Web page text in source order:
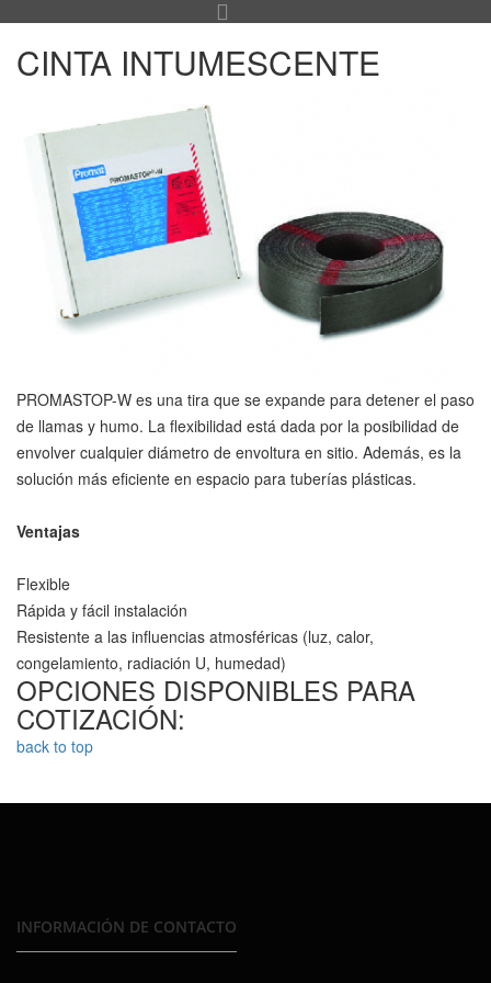
CINTA INTUMESCENTE
PROMASTOP-W es una tira que se expande para detener el paso
de llamas y humo. La flexibilidad está dada por la posibilidad de
envolver cualquier diámetro de envoltura en sitio. Además, es la
solución más eficiente en espacio para tuberías plásticas.
Ventajas
Flexible
Rápida y fácil instalación
Resistente a las influencias atmosféricas (luz, calor,
congelamiento, radiación U, humedad)
OPCIONES DISPONIBLES PARA
COTIZACIÓN:
back to top
INFORMACIÓN DE CONTACTO